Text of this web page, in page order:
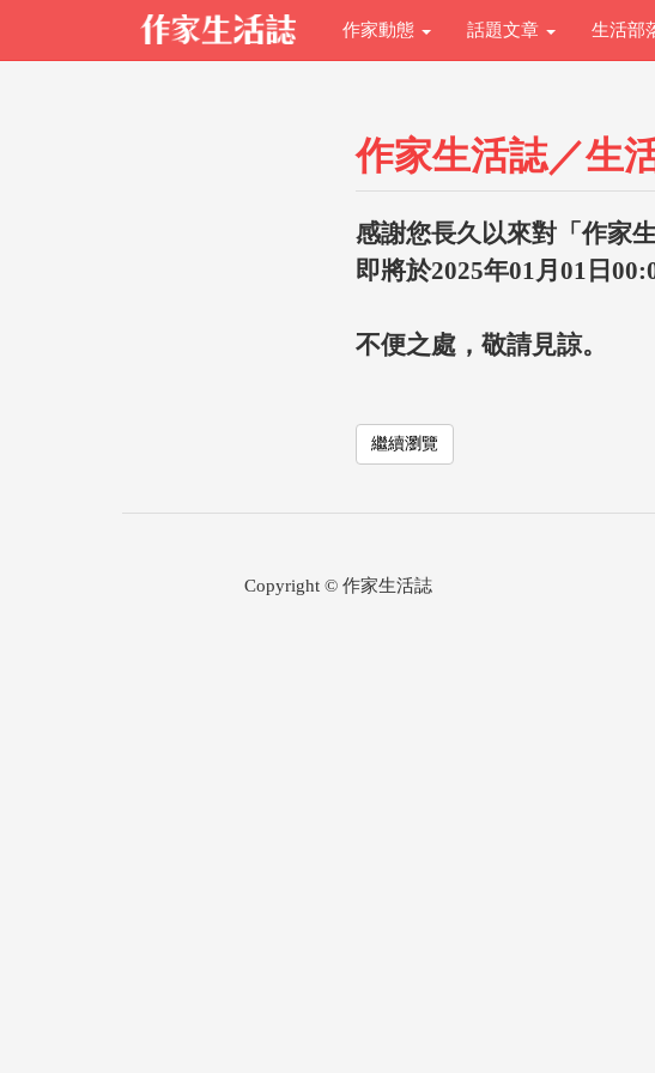
作家動態 話題文章 生活部
作家生活誌／生
感謝您長久以來對「作家
即將於2025年01月01日
不便之處，敬請見諒。
繼續瀏覽
Copyright © 作家生活誌